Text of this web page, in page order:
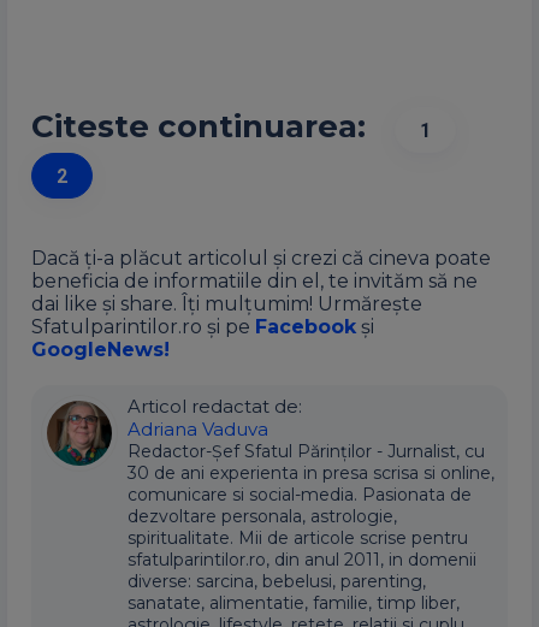
Citeste continuarea:
1
2
Dacă ți-a plăcut articolul și crezi că cineva poate
beneficia de informatiile din el, te invităm să ne
dai like și share. Îți mulțumim! Urmărește
Sfatulparintilor.ro și pe Facebook și
GoogleNews!
Articol redactat de:
Adriana Vaduva
Redactor-Șef Sfatul Părinților - Jurnalist, cu
30 de ani experienta in presa scrisa si online,
comunicare si social-media. Pasionata de
dezvoltare personala, astrologie,
spiritualitate. Mii de articole scrise pentru
sfatulparintilor.ro, din anul 2011, in domenii
diverse: sarcina, bebelusi, parenting,
sanatate, alimentatie, familie, timp liber,